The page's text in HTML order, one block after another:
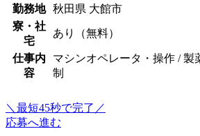
勤務地
秋田県 大館市
寮・社
宅
あり（無料）
仕事内
容
マシンオペレータ・操作 / 製
制
＼最短45秒で完了／
応募へ進む